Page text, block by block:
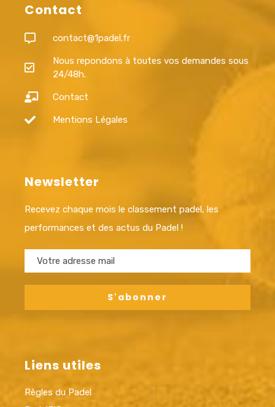
Contact
contact@1padel.fr
Nous repondons à toutes vos demandes sous
24/48h.
Contact
Mentions Légales
Newsletter
Recevez chaque mois le classement padel, les
performances et des actus du Padel !
Liens utiles
Règles du Padel